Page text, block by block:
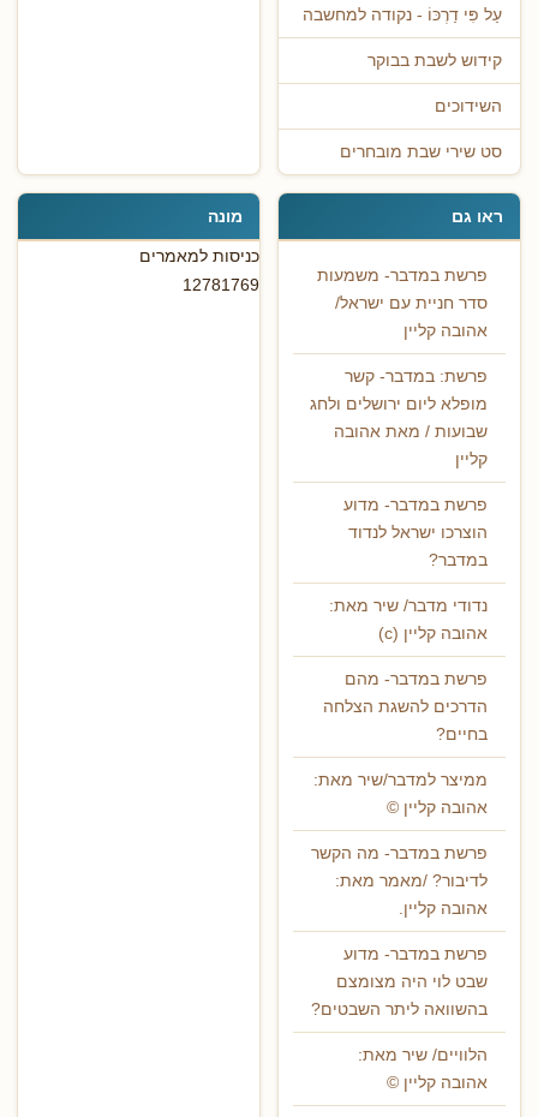
עַל פִּי דַרְכּוֹ - נקודה למחשבה
קידוש לשבת בבוקר
השידוכים
סט שירי שבת מובחרים
ראו גם
פרשת במדבר- משמעות
סדר חניית עם ישראל/
אהובה קליין
פרשת: במדבר- קשר
מופלא ליום ירושלים ולחג
שבועות / מאת אהובה
קליין
פרשת במדבר- מדוע
הוצרכו ישראל לנדוד
במדבר?
נדודי מדבר/ שיר מאת:
אהובה קליין (c)
פרשת במדבר- מהם
הדרכים להשגת הצלחה
בחיים?
ממיצר למדבר/שיר מאת:
אהובה קליין ©
פרשת במדבר- מה הקשר
לדיבור? /מאמר מאת:
אהובה קליין.
פרשת במדבר- מדוע
שבט לוי היה מצומצם
בהשוואה ליתר השבטים?
הלוויים/ שיר מאת:
אהובה קליין ©
מונה
כניסות למאמרים
12781769